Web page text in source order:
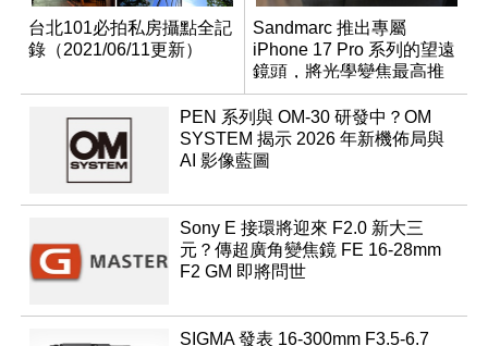
台北101必拍私房攝點全記
錄（2021/06/11更新）
Sandmarc 推出專屬
iPhone 17 Pro 系列的望遠
鏡頭，將光學變焦最高推
升至 16 倍
PEN 系列與 OM-30 研發中？OM
SYSTEM 揭示 2026 年新機佈局與
AI 影像藍圖
Sony E 接環將迎來 F2.0 新大三
元？傳超廣角變焦鏡 FE 16-28mm
F2 GM 即將問世
SIGMA 發表 16-300mm F3.5-6.7